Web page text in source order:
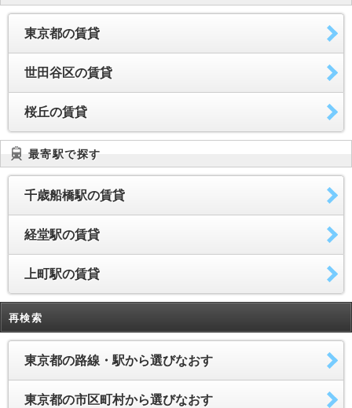
東京都の賃貸
世田谷区の賃貸
桜丘の賃貸
最寄駅で探す
千歳船橋駅の賃貸
経堂駅の賃貸
上町駅の賃貸
再検索
東京都の路線・駅から選びなおす
東京都の市区町村から選びなおす